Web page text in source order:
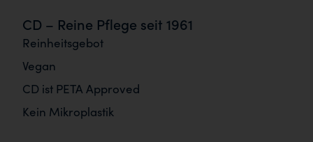
CD – Reine Pflege seit 1961
Reinheitsgebot
Vegan
CD ist PETA Approved
Kein Mikroplastik